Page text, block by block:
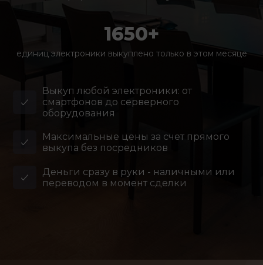
1650+
единиц электроники выкуплено только в этом месяце
Выкуп любой электроники: от
смартфонов до серверного
оборудования
Максимальные цены за счет прямого
выкупа без посредников
Деньги сразу в руки - наличными или
переводом в момент сделки